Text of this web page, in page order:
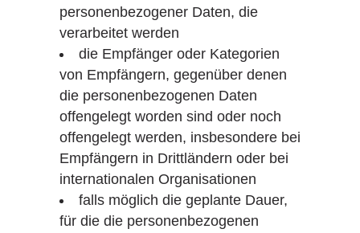
personenbezogener Daten, die
verarbeitet werden
die Empfänger oder Kategorien
von Empfängern, gegenüber denen
die personenbezogenen Daten
offengelegt worden sind oder noch
offengelegt werden, insbesondere bei
Empfängern in Drittländern oder bei
internationalen Organisationen
falls möglich die geplante Dauer,
für die die personenbezogenen